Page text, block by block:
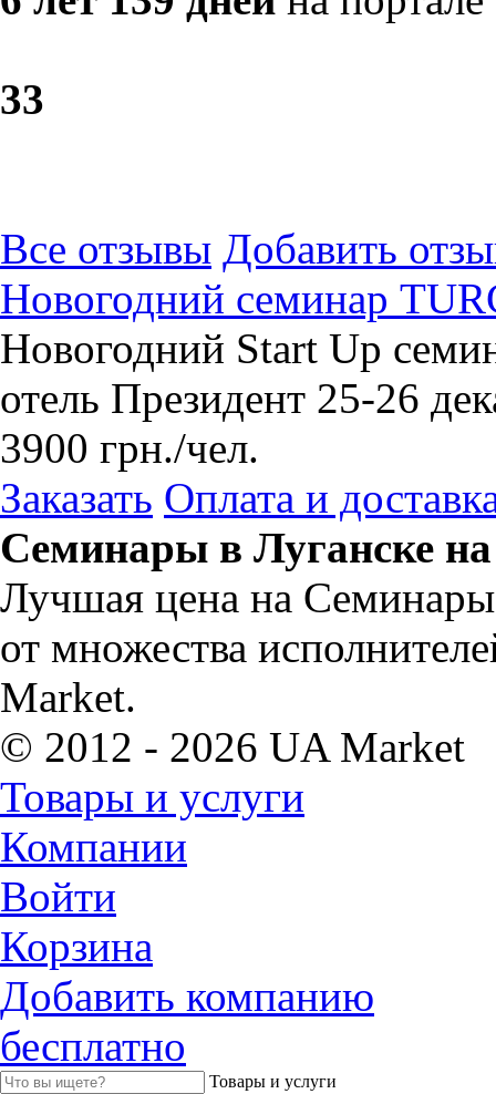
33
Все отзывы Добавить
Новогодний семинар
Новогодний Start Up
отель Президент 25-26
3900 грн./чел.
Заказать Оплата и
Семинары в Луганске
Лучшая цена на Семинары
от множества
Market.
© 2012 - 2026 UA Market
Товары и услуги
Компании
Войти
Корзина
Добавить компанию
бесплатно
Товары и услуги